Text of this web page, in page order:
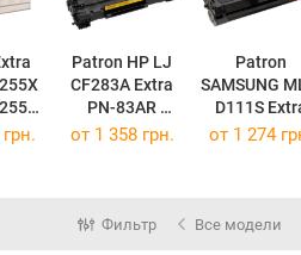
PN-R
Patron HP LJ
CF283A Extra
(PN-83AR)
Patron
SAMSUNG
D111S Extra
(PN-
от 1 358 грн. от 1 274
Фильтр Все модели